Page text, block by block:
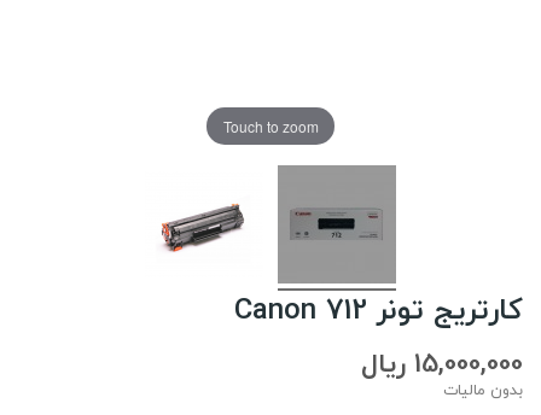
Touch to zoom
کارتریج تونر Canon 712
15,000,000 ریال
بدون مالیات